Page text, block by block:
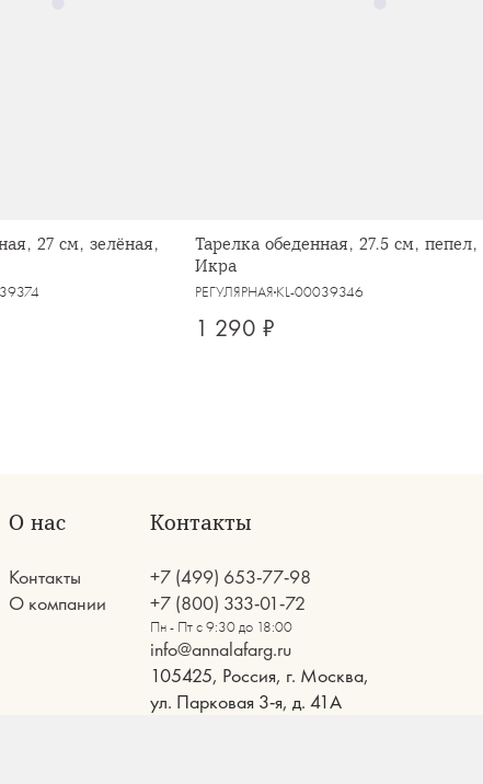
27 см, зелёная,
Тарелка обеденная, 27.5 см, пепел,
Икра
РЕГУЛЯРНАЯ KL-00039346
1 290 ₽
О нас
Контакты
О компании
Контакты
+7 (499) 653-77-98
+7 (800) 333-01-72
Пн - Пт с 9:30 до 18:00
info@annalafarg.ru
105425, Россия, г. Москва,
ул. Парковая 3-я, д. 41А